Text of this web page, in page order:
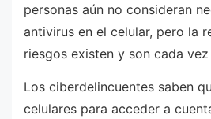
personas aún no consideran
antivirus en el celular, pero la
riesgos existen y son cada
Los ciberdelincuentes saben
celulares para acceder a